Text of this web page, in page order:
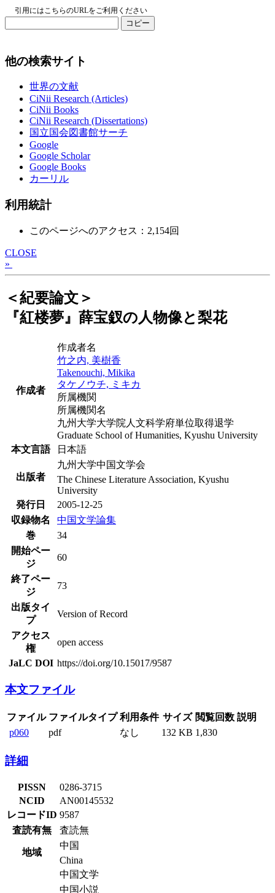
引用にはこちらのURLをご利用ください
コピー
他の検索サイト
世界の文献
CiNii Research (Articles)
CiNii Books
CiNii Research (Dissertations)
国立国会図書館サーチ
Google
Google Scholar
Google Books
カーリル
利用統計
このページへのアクセス：2,154回
CLOSE
»
＜紀要論文＞
『紅楼夢』薛宝釵の人物像と梨花
作成者
作成者名
竹之内, 美樹香
Takenouchi, Mikika
タケノウチ, ミキカ
所属機関
所属機関名
九州大学大学院人文科学府単位取得退学
Graduate School of Humanities, Kyushu University
本文言語
日本語
出版者
九州大学中国文学会
The Chinese Literature Association, Kyushu
University
発行日
2005-12-25
収録物名
中国文学論集
巻
34
開始ペー
ジ
60
終了ペー
ジ
73
出版タイ
プ
Version of Record
アクセス
権
open access
JaLC DOI https://doi.org/10.15017/9587
本文ファイル
ファイル ファイルタイプ 利用条件 サイズ 閲覧回数 説明
p060
pdf なし 132 KB 1,830
詳細
PISSN
0286-3715
NCID
AN00145532
レコードID 9587
査読有無
査読無
地域
中国
China
中国文学
中国小説